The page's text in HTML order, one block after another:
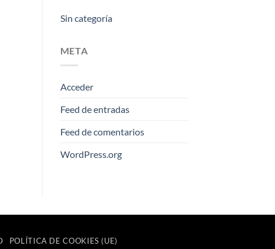
Sin categoría
META
Acceder
Feed de entradas
Feed de comentarios
WordPress.org
POLÍTICA DE COOKIES (UE)